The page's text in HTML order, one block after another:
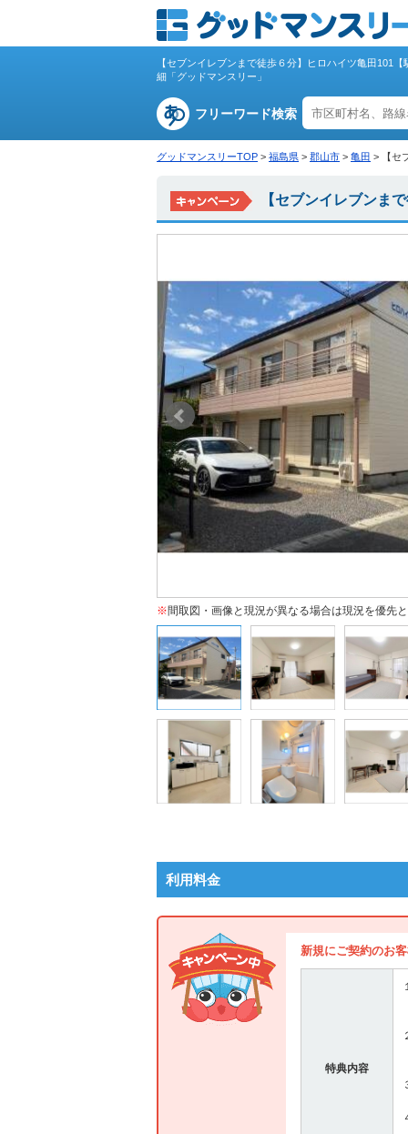
【セブンイレブンまで徒歩６分】ヒロハイツ亀田101
細「グッドマンスリー」
フリーワード検索
グッドマンスリーTOP > 福島県 > 郡山市 > 亀田 > 【
【セブンイレブンま
※間取図・画像と現況が異なる場合は現況を優先
利用料金
新規にご契約のお
特典内容